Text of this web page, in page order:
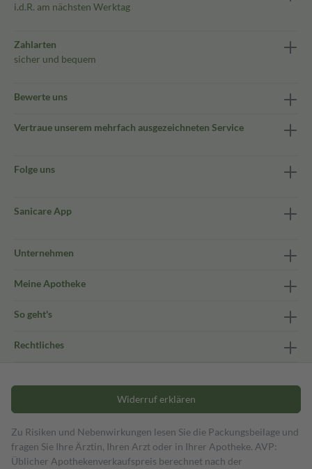
i.d.R. am nächsten Werktag
Zahlarten
sicher und bequem
Bewerte uns
Vertraue unserem mehrfach ausgezeichneten Service
Folge uns
Sanicare App
Unternehmen
Meine Apotheke
So geht's
Rechtliches
Widerruf erklären
Zu Risiken und Nebenwirkungen lesen Sie die Packungsbeilage und
fragen Sie Ihre Ärztin, Ihren Arzt oder in Ihrer Apotheke. AVP:
Üblicher Apothekenverkaufspreis berechnet nach der